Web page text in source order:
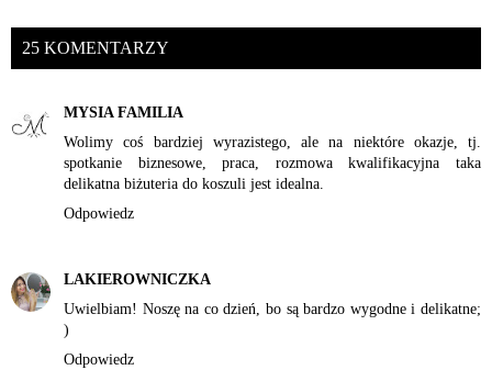
25 KOMENTARZY
MYSIA FAMILIA
Wolimy coś bardziej wyrazistego, ale na niektóre okazje, tj.
spotkanie biznesowe, praca, rozmowa kwalifikacyjna taka
delikatna biżuteria do koszuli jest idealna.
Odpowiedz
LAKIEROWNICZKA
Uwielbiam! Noszę na co dzień, bo są bardzo wygodne i delikatne;
)
Odpowiedz